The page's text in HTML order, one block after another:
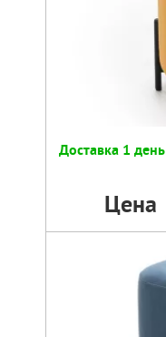
Доставка 1 день
Цена